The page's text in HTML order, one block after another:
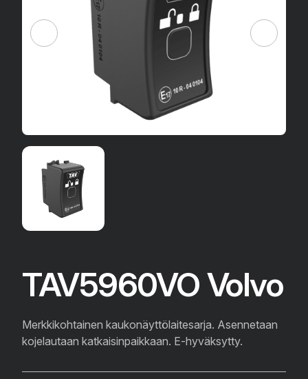
TAV5960VO Volvo
Merkkikohtainen kaukonäyttölaitesarja. Asennetaan
kojelautaan katkaisinpaikkaan. E-hyväksytty.